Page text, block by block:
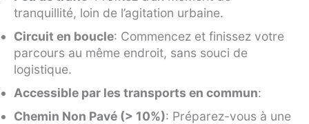
tranquillité, loin de l’agitation urbaine.
Circuit en boucle: Commencez et finissez votre
parcours au même endroit, sans souci de
logistique.
Accessible par les transports en commun:
Chemin Non Pavé (> 10%): Préparez-vous à une